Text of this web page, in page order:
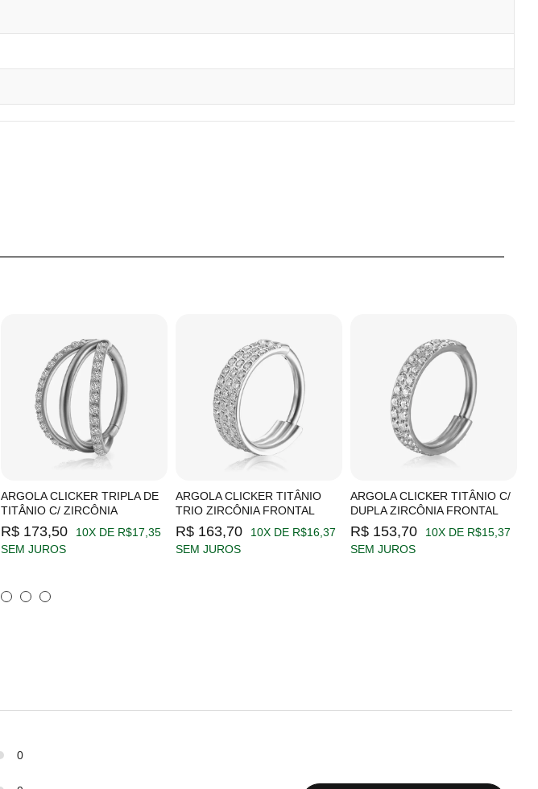
ARGOLA CLICKER TRIPLA DE
TITÂNIO C/ ZIRCÔNIA
R$ 173,50
10X DE R$17,35
SEM JUROS
ARGOLA CLICKER TITÂNIO
TRIO ZIRCÔNIA FRONTAL
R$ 163,70
10X DE R$16,37
SEM JUROS
ARGOLA CLICKER TITÂNIO C/
DUPLA ZIRCÔNIA FRONTAL
R$ 153,70
10X DE R$15,37
SEM JUROS
0